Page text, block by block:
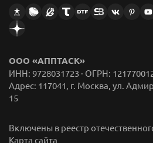
ООО «АППТАСК»
ИНН: 9728031723 · ОГРН:
Адрес: 117041, г. Москва, ул.
15
Карта сайта
Включены в реестр